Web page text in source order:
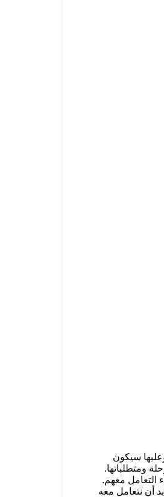
سيكون
ومتطلباتها.
التعامل معهم.
والخطأ؛ ولا بد أن نتعامل معه